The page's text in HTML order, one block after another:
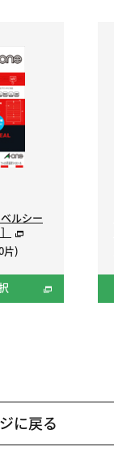
ルシー
片)
に戻る